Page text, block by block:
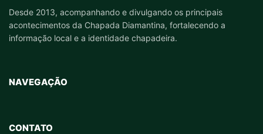
Desde 2013, acompanhando e divulgando os principais
acontecimentos da Chapada Diamantina, fortalecendo a
informação local e a identidade chapadeira.
NAVEGAÇÃO
CONTATO